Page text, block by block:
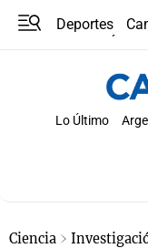
Deportes
Lo Último
Ciencia